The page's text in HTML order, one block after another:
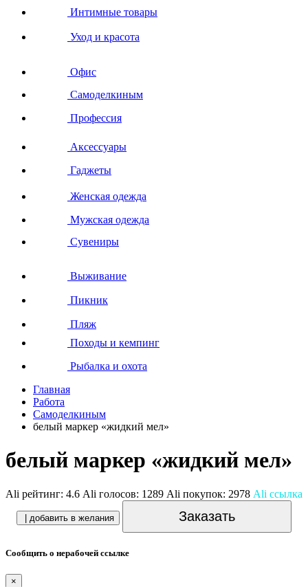
Интимные товары
Уход и красота
Офис
Самоделкиным
Профессия
Аксессуары
Гаджеты
Женская одежда
Мужская одежда
Сувениры
Выживание
Пикник
Пляж
Походы и кемпинг
Рыбалка и охота
Главная
Работа
Самоделкиным
белый маркер «жидкий мел»
белый маркер «жидкий мел»
Ali рейтинг: 4.6 Ali голосов: 1289 Ali покупок: 2978 Ali ссылка
| добавить в желания Заказать
Сообщить о нерабочей ссылке
×